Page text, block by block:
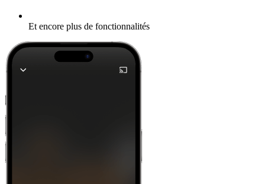
Et encore plus de fonctionnalités